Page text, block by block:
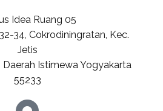
Idea Ruang 05
34, Cokrodiningratan, Kec.
Jetis
Daerah Istimewa Yogyakarta
55233